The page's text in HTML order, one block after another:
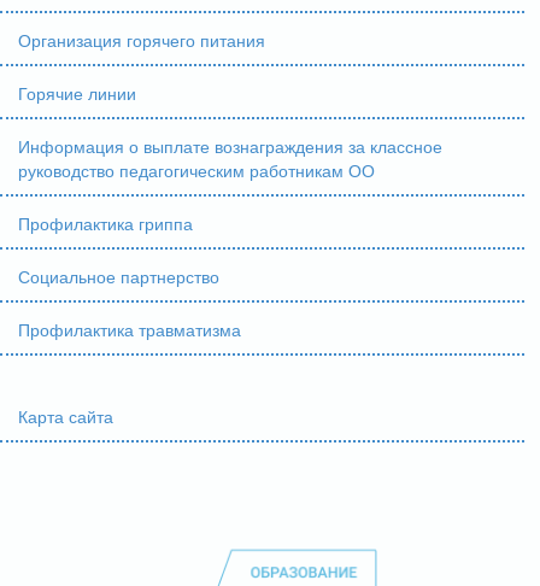
Организация горячего питания
Горячие линии
Информация о выплате вознаграждения за классное
руководство педагогическим работникам ОО
Профилактика гриппа
Социальное партнерство
Профилактика травматизма
Карта сайта